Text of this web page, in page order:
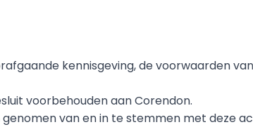
kennisgeving, de voorwaarden
voorbehouden aan Corendon.
van en in te stemmen met deze